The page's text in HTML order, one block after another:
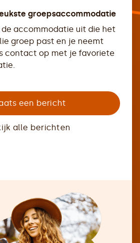
groepsaccommodatie
accommodatie uit die het
groep past en je neemt
contact op met je favoriete
een bericht
alle berichten